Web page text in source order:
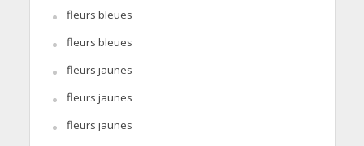
fleurs bleues
fleurs bleues
fleurs jaunes
fleurs jaunes
fleurs jaunes